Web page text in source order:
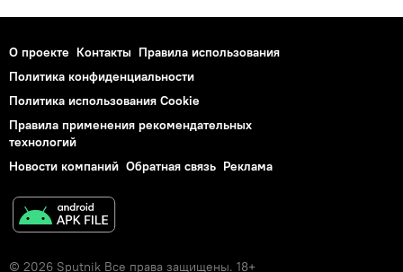
О проекте Контакты Правила использования
Политика конфиденциальности
Политика использования Cookie
Правила применения рекомендательных
технологий
Новости компаний Обратная связь Реклама
© 2026 Sputnik Все права защищены. 18+